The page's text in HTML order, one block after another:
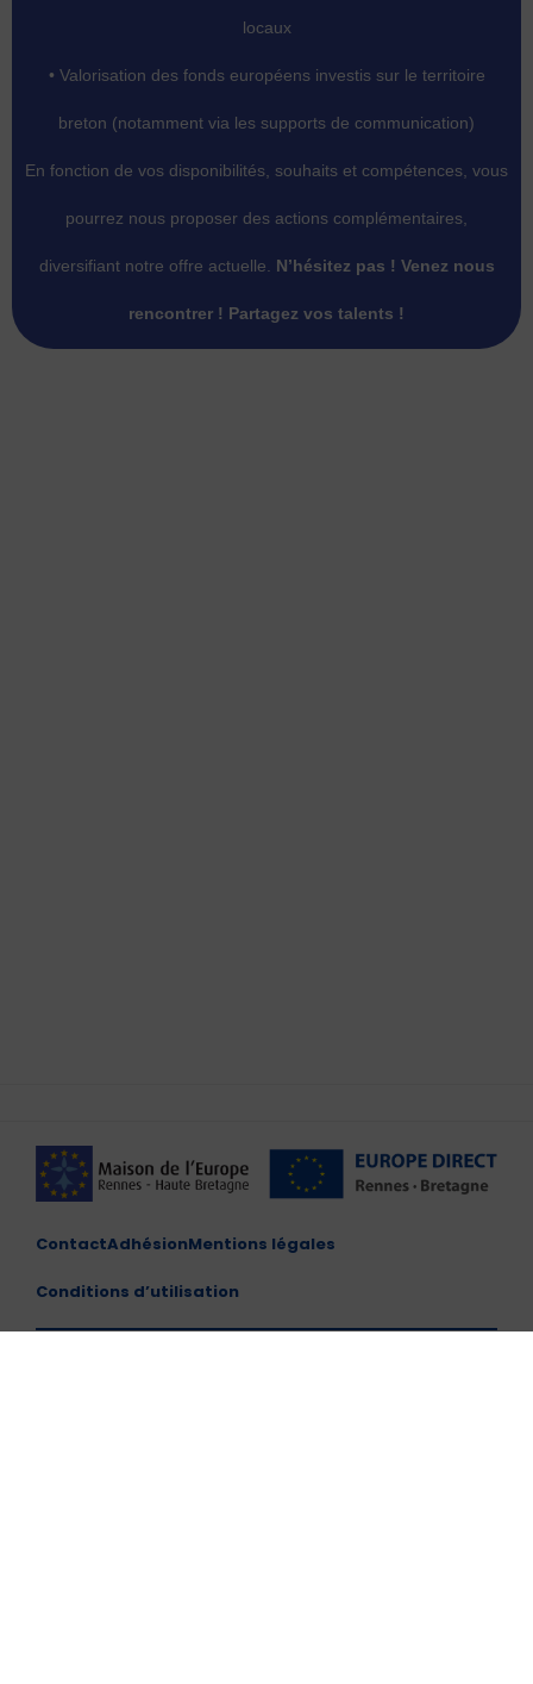
locaux
• Valorisation des fonds européens investis sur le territoire
breton (notamment via les supports de communication)
En fonction de vos disponibilités, souhaits et compétences, vous
pourrez nous proposer des actions complémentaires,
diversifiant notre offre actuelle. N’hésitez pas ! Venez nous
rencontrer ! Partagez vos talents !
ContactAdhésionMentions légales
Conditions d’utilisation